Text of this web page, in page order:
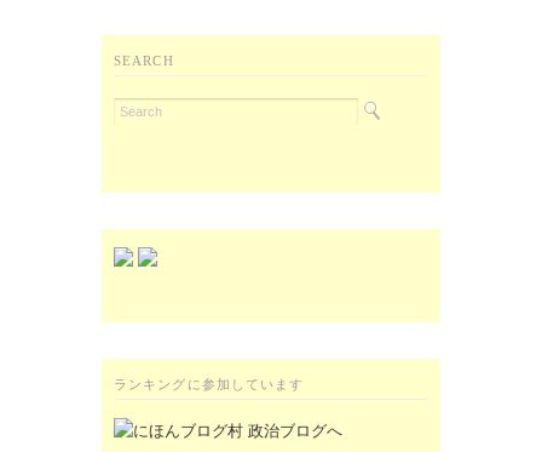
SEARCH
ランキングに参加しています